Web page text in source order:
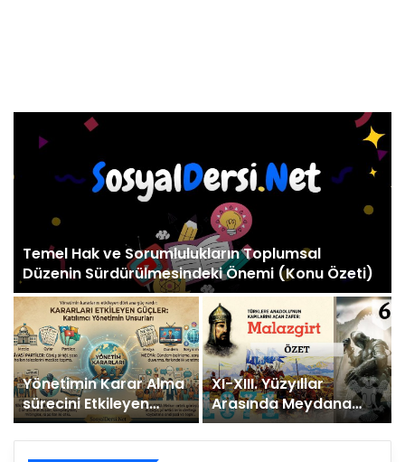
Ekonomik Faaliyetler ve Meslekler (Konu Özeti)
Ülkemizin Kaynakları
ve Ekonomik
Faaliyetleri (Konu
Özeti)
Dijitalleşme ve
Teknolojik Gelişmelerin
Vatandaşlık Hak ve
Sorumluluklarına